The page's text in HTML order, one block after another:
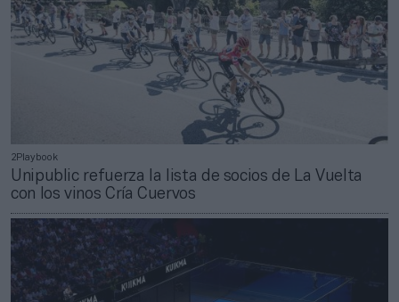
2Playbook
Unipublic refuerza la lista de socios de La Vuelta
con los vinos Cría Cuervos